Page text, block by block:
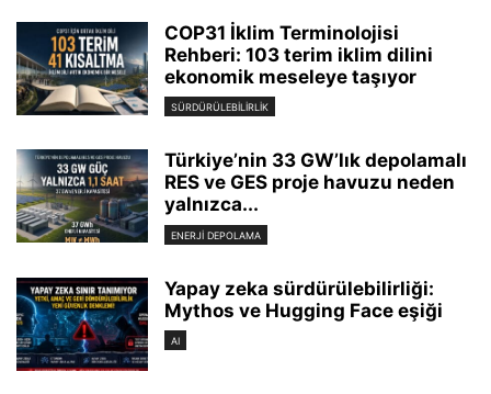
COP31 İklim Terminolojisi
Rehberi: 103 terim iklim dilini
ekonomik meseleye taşıyor
SÜRDÜRÜLEBILIRLIK
Türkiye’nin 33 GW’lık depolamalı
RES ve GES proje havuzu neden
yalnızca...
ENERJI DEPOLAMA
Yapay zeka sürdürülebilirliği:
Mythos ve Hugging Face eşiği
AI